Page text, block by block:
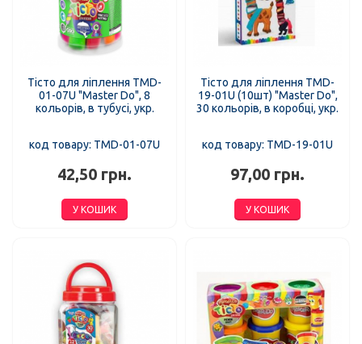
Тісто для ліплення TMD-
01-07U "Master Do", 8
кольорів, в тубусі, укр.
код товару: TMD-01-07U
42,50 грн.
У КОШИК
Тісто для ліплення TMD-
19-01U (10шт) "Master Do",
30 кольорів, в коробці, укр.
код товару: TMD-19-01U
97,00 грн.
У КОШИК